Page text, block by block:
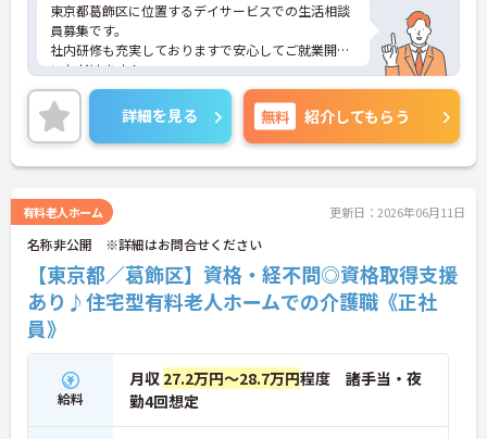
東京都葛飾区に位置するデイサービスでの生活相談
員募集です。
社内研修も充実しておりますで安心してご就業開始
いただけます！
また、年間休日124日あるので、しっかりとプライ
ベートも充実できます♪
ご興味のある方はご面接のポイントお伝えしますの
でご気軽にお問い合わせください。
詳細を見る 無料 紹介してもらう
有料老人ホーム 更新日：2026年06月11日
名称非公開 ※詳細はお問合せください
【東京都／葛飾区】資格・経不問◎資格取得支援
あり♪住宅型有料老人ホームでの介護職《正社
員》
給料
月収 27.2万円～28.7万円程度 諸手当・夜
勤4回想定